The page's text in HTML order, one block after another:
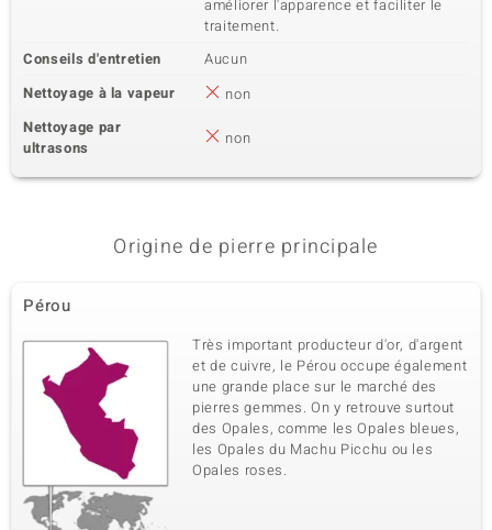
améliorer l'apparence et faciliter le
traitement.
Conseils d'entretien
Aucun
Nettoyage à la vapeur
non
Nettoyage par
ultrasons
non
Origine de pierre principale
Pérou
Très important producteur d'or, d'argent
et de cuivre, le Pérou occupe également
une grande place sur le marché des
pierres gemmes. On y retrouve surtout
des Opales, comme les Opales bleues,
les Opales du Machu Picchu ou les
Opales roses.